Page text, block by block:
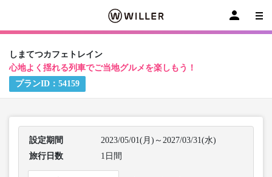
しまてつカフェトレイン
心地よく揺れる列車でご当地グルメを楽しもう！
プランID： 54159
設定期間
2023/05/01(月)～2027/03/31(水)
旅行日数
1日間